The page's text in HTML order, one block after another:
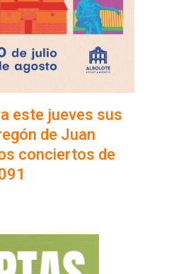
este jueves sus
de Juan
conciertos de